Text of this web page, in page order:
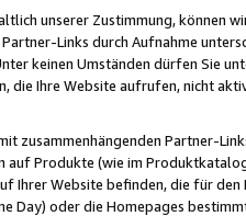
unserer Zustimmung, können
Links durch Aufnahme
keinen Umständen dürfen Sie
die Ihre Website aufrufen, nicht
zusammenhängenden Partner-
auf Produkte (wie im
Ihrer Website befinden, die für
Day) oder die Homepages